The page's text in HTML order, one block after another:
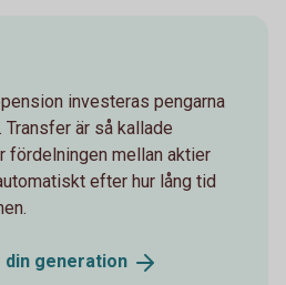
investeras pengarna
är så kallade
fördelningen mellan aktier
efter hur lång tid
din generation